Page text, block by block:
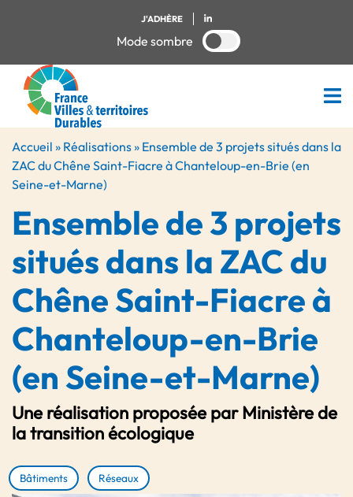
J'ADHÈRE
Mode sombre
Accueil » Réalisations» Ensemble de 3 projets situés dans la
ZAC du Chêne Saint-Fiacre à Chanteloup-en-Brie (en
Seine-et-Marne)
Ensemble de 3 projets
situés dans la ZAC du
Chêne Saint-Fiacre à
Chanteloup-en-Brie
(en Seine-et-Marne)
Une réalisation proposée par Ministère de
la transition écologique
Bâtiments Réseaux